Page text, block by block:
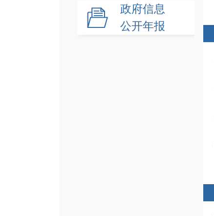
政府信息
公开年报